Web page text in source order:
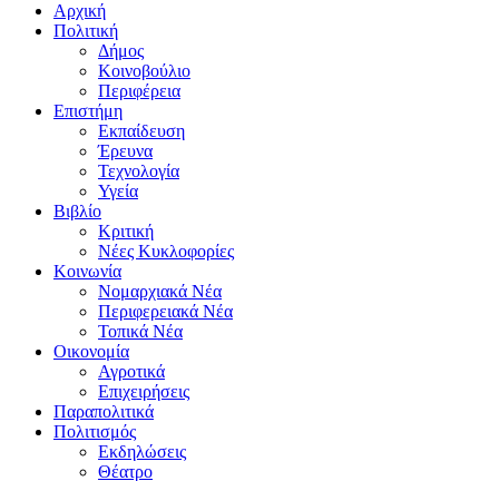
Αρχική
Πολιτική
Δήμος
Κοινοβούλιο
Περιφέρεια
Επιστήμη
Εκπαίδευση
Έρευνα
Τεχνολογία
Υγεία
Βιβλίο
Κριτική
Νέες Κυκλοφορίες
Κοινωνία
Νομαρχιακά Νέα
Περιφερειακά Νέα
Τοπικά Νέα
Οικονομία
Αγροτικά
Επιχειρήσεις
Παραπολιτικά
Πολιτισμός
Εκδηλώσεις
Θέατρο